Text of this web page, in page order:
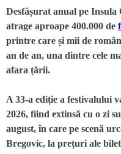
Desfășurat anual pe
atrage aproape 400.000 de
printre care și mii de
an de an, una dintre cele
afara țării.
A 33-a ediție a festivalului
2026, fiind extinsă cu o zi
august, în care pe scenă
Bregovic, la prețuri ale